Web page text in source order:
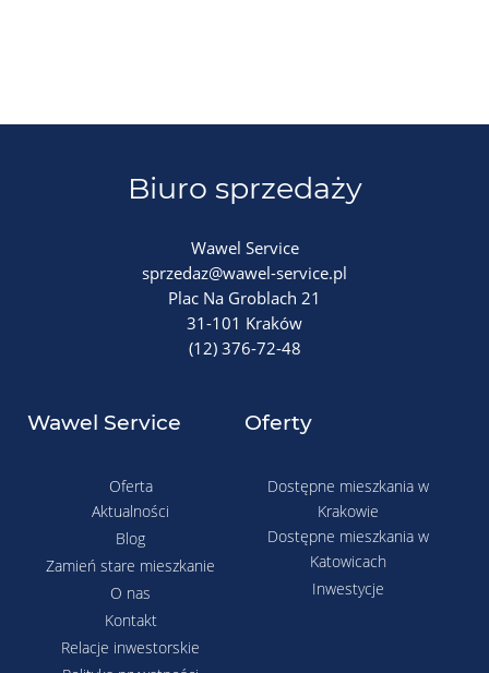
Biuro sprzedaży
Wawel Service
sprzedaz@wawel-service.pl
Plac Na Groblach 21
31-101 Kraków
(12) 376-72-48
Wawel Service
Oferta
Aktualności
Blog
Zamień stare mieszkanie
O nas
Kontakt
Relacje inwestorskie
Oferty
Dostępne mieszkania w
Krakowie
Dostępne mieszkania w
Katowicach
Inwestycje